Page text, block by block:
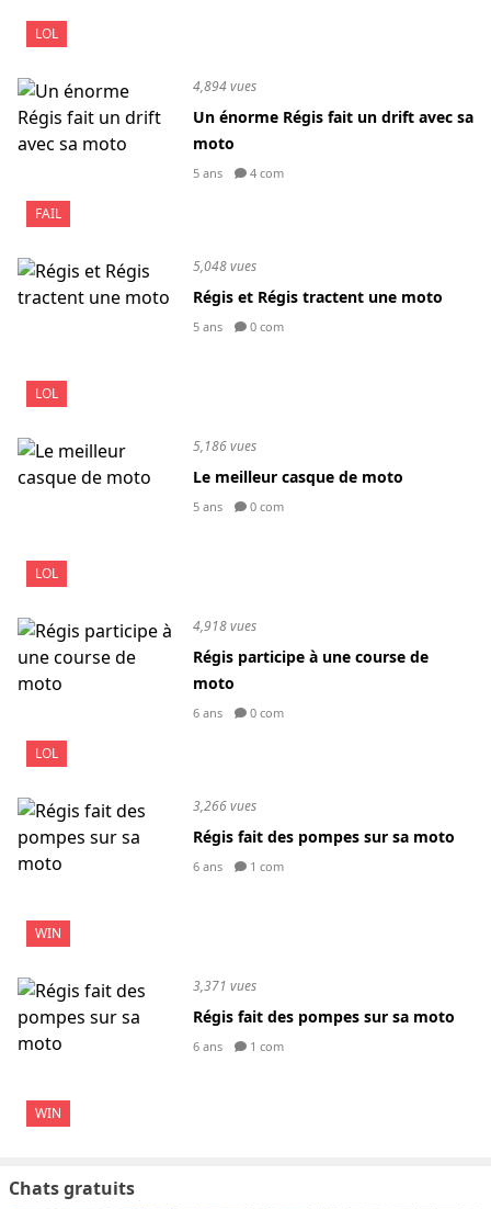
LOL
FAIL
4,894 vues
Un énorme Régis fait un drift avec sa
moto
5 ans 4 com
LOL
5,048 vues
Régis et Régis tractent une moto
5 ans 0 com
LOL
5,186 vues
Le meilleur casque de moto
5 ans 0 com
LOL
4,918 vues
Régis participe à une course de
moto
6 ans 0 com
WIN
3,266 vues
Régis fait des pompes sur sa moto
6 ans 1 com
WIN
3,371 vues
Régis fait des pompes sur sa moto
6 ans 1 com
Chats gratuits